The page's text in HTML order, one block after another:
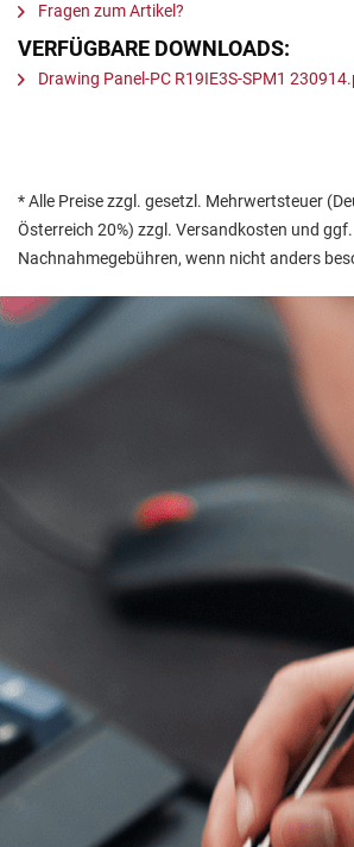
Fragen zum Artikel?
VERFÜGBARE DOWNLOADS:
Drawing Panel-PC R19IE3S-SPM1
* Alle Preise zzgl. gesetzl. Mehrwertsteuer
Österreich 20%) zzgl. Versandkosten und ggf.
Nachnahmegebühren, wenn nicht anders